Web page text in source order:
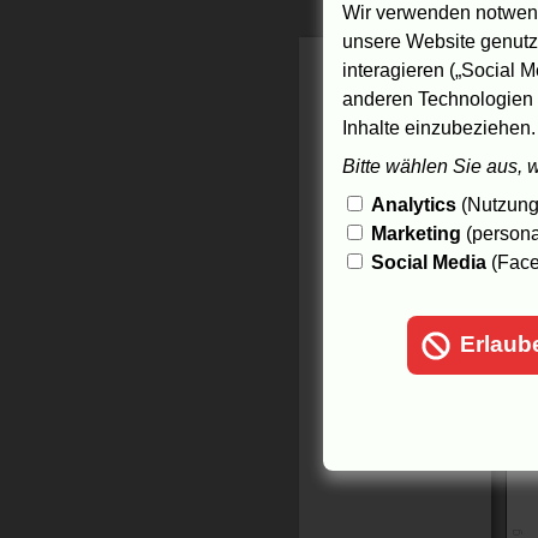
Wir verwenden
unsere Website
interagieren („Social
anderen
Inhalte
Bitte wählen Sie aus,
Analytics
Marketing
Social Media